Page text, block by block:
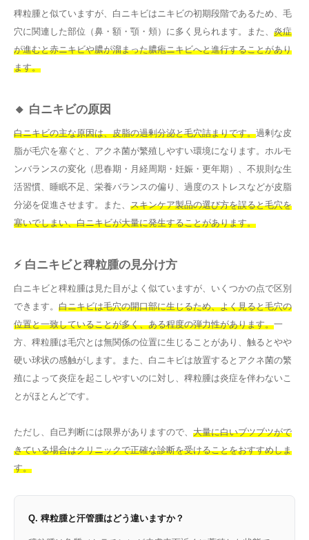
稗粒腫と似ていますが、白ニキビはニキビの初期段階であるため、毛
穴に関連した部位（鼻・額・顎・頬）に多く見られます。また、 炎症
が進むと赤ニキビや膿が溜まった膿疱ニキビへと進行することがあり
ます。
🔸 白ニキビの原因
白ニキビの主な原因は、皮脂の過剰分泌と毛穴詰まりです。過剰な皮
脂が毛穴を塞ぐと、アクネ菌が繁殖しやすい環境になります。ホルモ
ンバランスの変化（思春期・月経周期・妊娠・更年期）、不規則な生
活習慣、睡眠不足、栄養バランスの偏り、過度のストレスなどが皮脂
分泌を促進させます。また、 スキンケア製品の選び方を誤ると毛穴を
塞いでしまい、白ニキビが大量に発生することがあります。
⚡ 白ニキビと稗粒腫の見分け方
白ニキビと稗粒腫は見た目がよく似ていますが、いくつかの点で区別
できます。 白ニキビは毛穴の開口部に生じるため、よく見ると毛穴の
位置と一致していることが多く、ある程度の弾力性があります。一
方、稗粒腫は毛穴とは無関係の位置に生じることがあり、触るとやや
硬い球状の感触がします。また、白ニキビは放置するとアクネ菌の繁
殖によって炎症を起こしやすいのに対し、稗粒腫は炎症を伴わないこ
とがほとんどです。
ただし、自己判断には限界がありますので、 大量に白いブツブツがで
きている場合はクリニックで正確な診断を受けることをおすすめしま
す。
Q. 稗粒腫と汗管腫はどう違いますか？